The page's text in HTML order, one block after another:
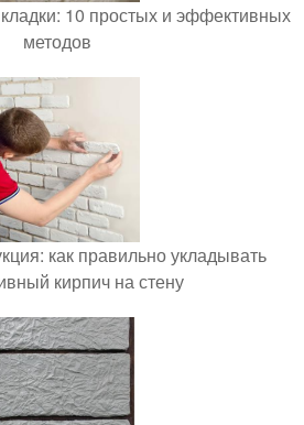
10 простых и эффективных
методов
как правильно укладывать
кирпич на стену